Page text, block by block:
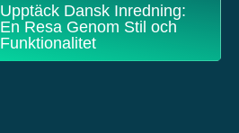
Upptäck Dansk Inredning:
En Resa Genom Stil och
Funktionalitet